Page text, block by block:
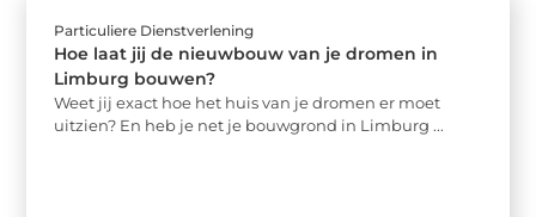
Particuliere Dienstverlening
Hoe laat jij de nieuwbouw van je dromen in
Limburg bouwen?
Weet jij exact hoe het huis van je dromen er moet
uitzien? En heb je net je bouwgrond in Limburg ...